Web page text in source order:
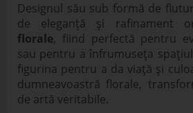
Designul său sub formă de
de eleganță și rafinament
florale, fiind perfectă pentru
sau pentru a înfrumuseța
figurina pentru a da viață și
dumneavoastră florale,
de artă veritabile.